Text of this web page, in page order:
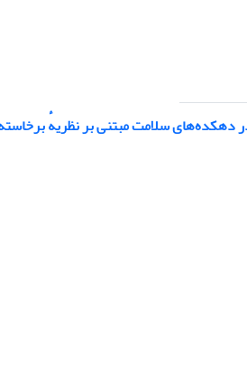
سلامت مبتنی بر نظریهٔ